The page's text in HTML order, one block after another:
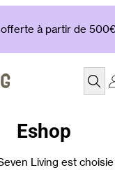
offerte à partir de
Eshop
Living est